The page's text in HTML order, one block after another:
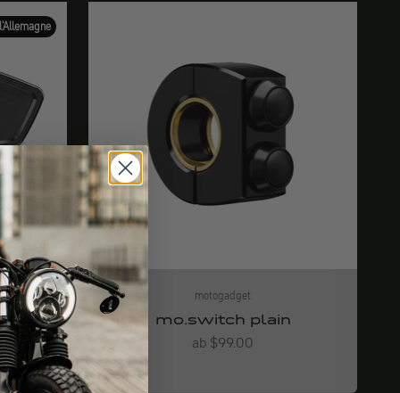
motogadget
mo.switch plain
Angebot
ab $99.00